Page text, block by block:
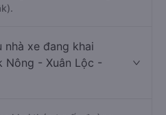
nhà xe đang khai
- Xuân Lộc -